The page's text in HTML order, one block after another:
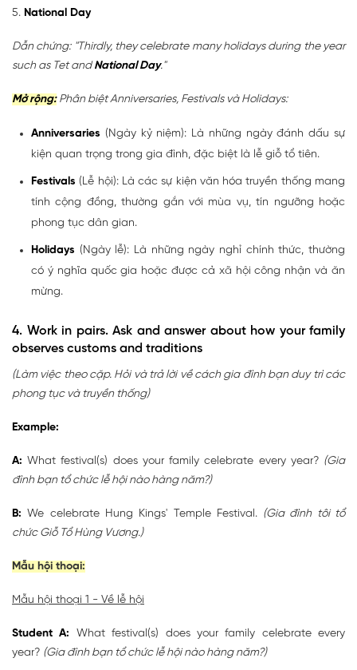
5. National Day
Dẫn chứng: "Thirdly, they celebrate many holidays during the year
such as Tet andNational Day."
Mở rộng: Phân biệt Anniversaries, Festivals và Holidays:
Anniversaries (Ngày kỷ niệm): Là những ngày đánh dấu sự
kiện quan trọng trong gia đình, đặc biệt là lễ giỗ tổ tiên.
Festivals(Lễ hội): Là các sự kiện văn hóa truyền thống mang
tính cộng đồng, thường gắn với mùa vụ, tín ngưỡng hoặc
phong tục dân gian.
Holidays (Ngày lễ): Là những ngày nghỉ chính thức, thường
có ý nghĩa quốc gia hoặc được cả xã hội công nhận và ăn
mừng.
4. Work in pairs. Ask and answer about how your family
observes customs and traditions
(Làm việc theo cặp. Hỏi và trả lời về cách gia đình bạn duy trì các
phong tục và truyền thống)
Example:
A: What festival(s) does your family celebrate every year? (Gia
đình bạn tổ chức lễ hội nào hàng năm?)
B: We celebrate Hung Kings' Temple Festival. (Gia đình tôi tổ
chức Giỗ Tổ Hùng Vương.)
Mẫu hội thoại:
Mẫu hội thoại 1 - Về lễ hội
Student A: What festival(s) does your family celebrate every
year? (Gia đình bạn tổ chức lễ hội nào hàng năm?)